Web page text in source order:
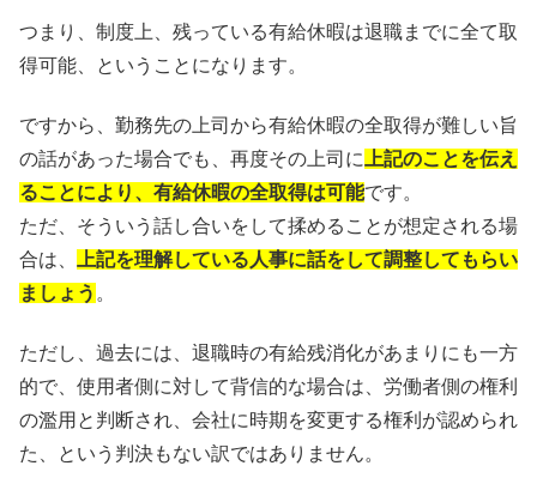
つまり、制度上、残っている有給休暇は退職までに全て取
得可能、ということになります。
ですから、勤務先の上司から有給休暇の全取得が難しい旨
の話があった場合でも、再度その上司に
上記のことを伝え
ることにより、有給休暇の全取得は可能です。
ただ、そういう話し合いをして揉めることが想定される場
合は、
上記を理解している人事に話をして調整してもらい
ましょう 。
ただし、過去には、退職時の有給残消化があまりにも一方
的で、使用者側に対して背信的な場合は、労働者側の権利
の濫用と判断され、会社に時期を変更する権利が認められ
た、という判決もない訳ではありません。